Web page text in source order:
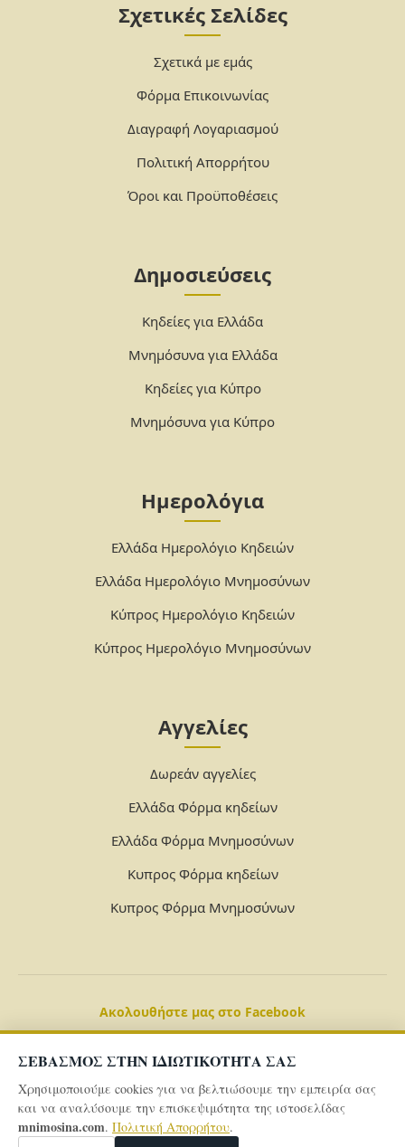
ΣΕΒΑΣΜΟΣ ΣΤΗΝ ΙΔΙΩΤΙΚΟΤΗΤΑ ΣΑΣ
Χρησιμοποιούμε cookies για να βελτιώσουμε την εμπειρία σας
και να αναλύσουμε την επισκεψιμότητα της ιστοσελίδας
mnimosina.com. Πολιτική Απορρήτου.
Σχετικές Σελίδες
Σχετικά με εμάς
Φόρμα Επικοινωνίας
Διαγραφή Λογαριασμού
Πολιτική Απορρήτου
Όροι και Προϋποθέσεις
Δημοσιεύσεις
Κηδείες για Ελλάδα
Μνημόσυνα για Ελλάδα
Κηδείες για Κύπρο
Μνημόσυνα για Κύπρο
Ημερολόγια
Ελλάδα Ημερολόγιο Κηδειών
Ελλάδα Ημερολόγιο Μνημοσύνων
Κύπρος Ημερολόγιο Κηδειών
Κύπρος Ημερολόγιο Μνημοσύνων
Αγγελίες
Δωρεάν αγγελίες
Ελλάδα Φόρμα κηδείων
Ελλάδα Φόρμα Μνημοσύνων
Κυπρος Φόρμα κηδείων
Κυπρος Φόρμα Μνημοσύνων
Ακολουθήστε μας στο Facebook